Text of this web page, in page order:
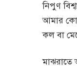
নিপুণ
আমার
কল বা
মাঝরাতে